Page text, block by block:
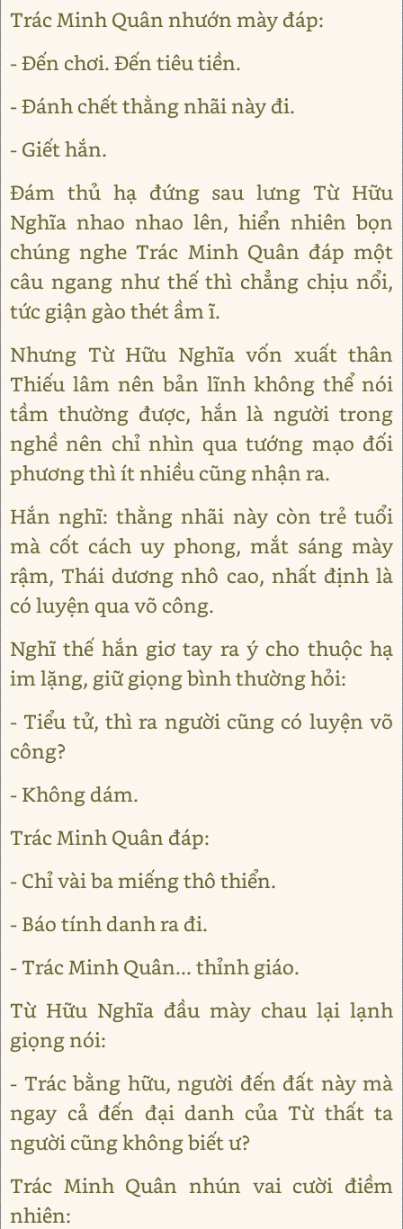
Trác Minh Quân nhướn mày đáp:
- Đến chơi. Đến tiêu tiền.
- Đánh chết thằng nhãi này đi.
- Giết hắn.
Đám thủ hạ đứng sau lưng Từ Hữu
Nghĩa nhao nhao lên, hiển nhiên bọn
chúng nghe Trác Minh Quân đáp một
câu ngang như thế thì chẳng chịu nổi,
tức giận gào thét ầm ĩ.
Nhưng Từ Hữu Nghĩa vốn xuất thân
Thiếu lâm nên bản lĩnh không thể nói
tầm thường được, hắn là người trong
nghề nên chỉ nhìn qua tướng mạo đối
phương thì ít nhiều cũng nhận ra.
Hắn nghĩ: thằng nhãi này còn trẻ tuổi
mà cốt cách uy phong, mắt sáng mày
rậm, Thái dương nhô cao, nhất định là
có luyện qua võ công.
Nghĩ thế hắn giơ tay ra ý cho thuộc hạ
im lặng, giữ giọng bình thường hỏi:
- Tiểu tử, thì ra người cũng có luyện võ
công?
- Không dám.
Trác Minh Quân đáp:
- Chỉ vài ba miếng thô thiển.
- Báo tính danh ra đi.
- Trác Minh Quân... thỉnh giáo.
Từ Hữu Nghĩa đầu mày chau lại lạnh
giọng nói:
- Trác bằng hữu, người đến đất này mà
ngay cả đến đại danh của Từ thất ta
người cũng không biết ư?
Trác Minh Quân nhún vai cười điềm
nhiên: